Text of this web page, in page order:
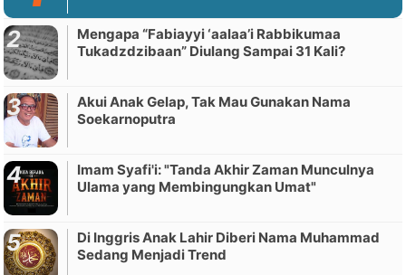
Mengapa “Fabiayyi ‘aalaa’i Rabbikumaa
Tukadzdzibaan” Diulang Sampai 31 Kali?
Akui Anak Gelap, Tak Mau Gunakan Nama
Soekarnoputra
Imam Syafi'i: "Tanda Akhir Zaman Munculnya
Ulama yang Membingungkan Umat"
Di Inggris Anak Lahir Diberi Nama Muhammad
Sedang Menjadi Trend